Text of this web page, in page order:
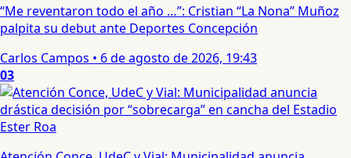
“Me reventaron todo el año …”: Cristian “La Nona” Muñoz
palpita su debut ante Deportes Concepción
Carlos Campos • 6 de agosto de 2026, 19:43
03